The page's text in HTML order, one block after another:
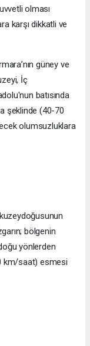
olması
karşı dikkatli ve
güney ve
İç
batısında
şeklinde (40-70
olumsuzluklara
bölgenin
yönlerden
km/saat) esmesi